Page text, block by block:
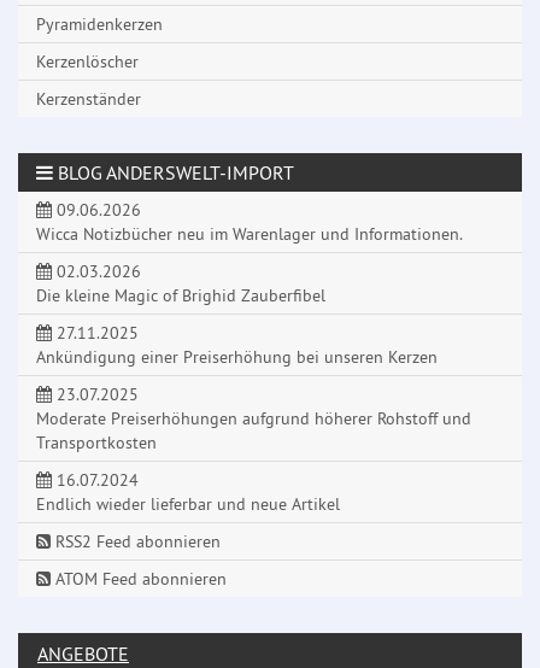
Pyramidenkerzen
Kerzenlöscher
Kerzenständer
BLOG ANDERSWELT-IMPORT
09.06.2026
Wicca Notizbücher neu im Warenlager und Informationen.
02.03.2026
Die kleine Magic of Brighid Zauberfibel
27.11.2025
Ankündigung einer Preiserhöhung bei unseren Kerzen
23.07.2025
Moderate Preiserhöhungen aufgrund höherer Rohstoff und
Transportkosten
16.07.2024
Endlich wieder lieferbar und neue Artikel
RSS2 Feed abonnieren
ATOM Feed abonnieren
ANGEBOTE